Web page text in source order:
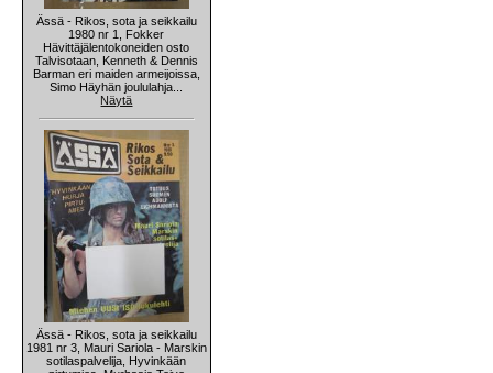
Ässä - Rikos, sota ja seikkailu
1980 nr 1, Fokker
Hävittäjälentokoneiden osto
Talvisotaan, Kenneth & Dennis
Barman eri maiden armeijoissa,
Simo Häyhän joululahja...
Näytä
Ässä - Rikos, sota ja seikkailu
1981 nr 3, Mauri Sariola - Marskin
sotilaspalvelija, Hyvinkään